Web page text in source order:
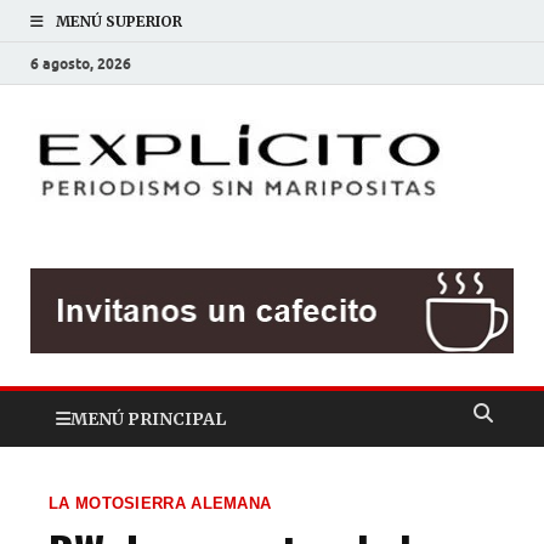
MENÚ SUPERIOR
6 agosto, 2026
MENÚ PRINCIPAL
LA MOTOSIERRA ALEMANA